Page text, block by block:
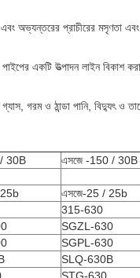
অভ্যন্তরের প্রাচীরের মসৃণতা
একটি উত্পাদন লাইন বিকাশ
গরম ও ঠান্ডা পানি, বিদ্যুৎ ও
30B
এসজে -150 / 30B
এসজে-25 / 25b
315-630
SGZL-630
SGPL-630
SLQ-630B